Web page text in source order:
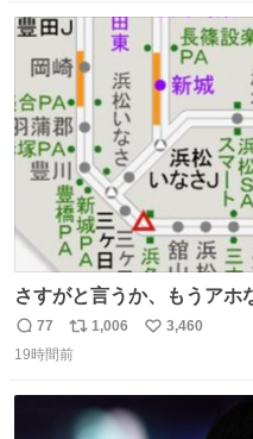
ト
数
さすがと言うか、もうアホ
返
信
77
リ
ポ
ト
1,006
い
3,460
19時間前